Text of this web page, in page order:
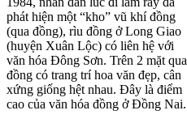
phát hiện một “kho” vũ khí đồng
(qua đồng), rìu đồng ở Long Giao
(huyện Xuân Lộc) có liên hệ với
văn hóa Đông Sơn. Trên 2 mặt qua
đồng có trang trí hoa văn đẹp, cân
xứng giống hệt nhau. Đây là điểm
cao của văn hóa đồng ở Đồng Nai.